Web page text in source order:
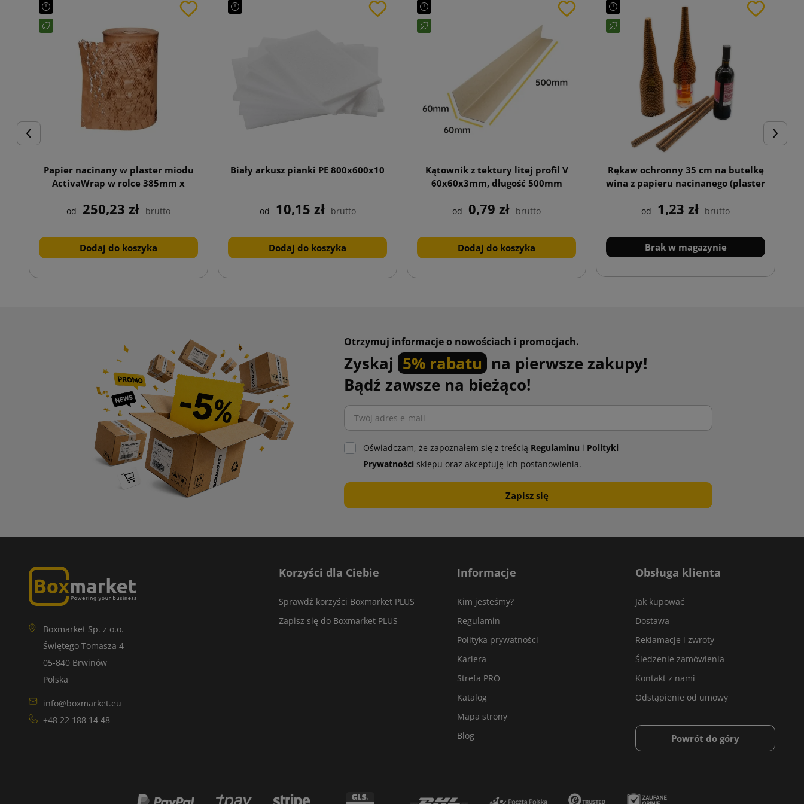
Poprzedni
Papier nacinany w plaster miodu
ActivaWrap w rolce 385mm x
250m
od 250,23 zł brutto
Dodaj do koszyka
Biały arkusz pianki PE 800x600x10
od 10,15 zł brutto
Dodaj do koszyka
Kątownik z tektury litej profil V
60x60x3mm, długość 500mm
od 0,79 zł brutto
Dodaj do koszyka
Rękaw ochronny 35 cm na butelkę
wina z papieru nacinanego (plaster
miodu)
od 1,23 zł brutto
Brak w magazynie
Otrzymuj informacje o nowościach i promocjach.
Zyskaj 5% rabatu na pierwsze zakupy!
Bądź zawsze na bieżąco!
Oświadczam, że zapoznałem się z treścią Regulaminu i Polityki
Prywatności sklepu oraz akceptuję ich postanowienia.
Boxmarket Sp. z o.o.
Świętego Tomasza 4
05-840 Brwinów
Polska
info@boxmarket.eu
+48 22 188 14 48
Korzyści dla Ciebie
Sprawdź korzyści Boxmarket PLUS
Zapisz się do Boxmarket PLUS
Informacje
Kim jesteśmy?
Regulamin
Polityka prywatności
Kariera
Strefa PRO
Katalog
Mapa strony
Blog
Obsługa klienta
Jak kupować
Dostawa
Reklamacje i zwroty
Śledzenie zamówienia
Kontakt z nami
Odstąpienie od umowy
Powrót do góry